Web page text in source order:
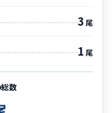
3 尾
1 尾
数